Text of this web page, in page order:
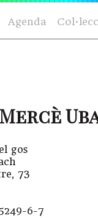
Agenda
Mercè
gos
73
6-7